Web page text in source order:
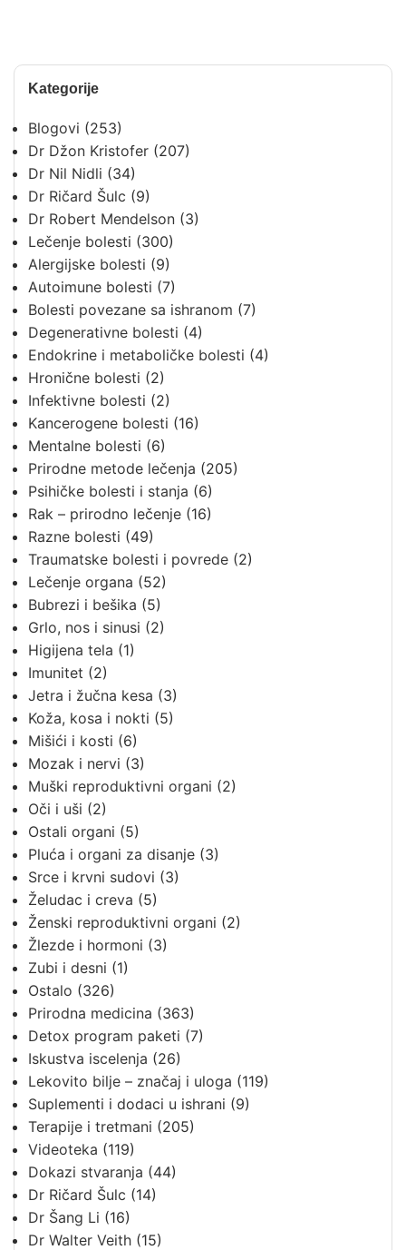
Kategorije
Blogovi (253)
Dr Džon Kristofer (207)
Dr Nil Nidli (34)
Dr Ričard Šulc (9)
Dr Robert Mendelson (3)
Lečenje bolesti (300)
Alergijske bolesti (9)
Autoimune bolesti (7)
Bolesti povezane sa ishranom (7)
Degenerativne bolesti (4)
Endokrine i metaboličke bolesti (4)
Hronične bolesti (2)
Infektivne bolesti (2)
Kancerogene bolesti (16)
Mentalne bolesti (6)
Prirodne metode lečenja (205)
Psihičke bolesti i stanja (6)
Rak – prirodno lečenje (16)
Razne bolesti (49)
Traumatske bolesti i povrede (2)
Lečenje organa (52)
Bubrezi i bešika (5)
Grlo, nos i sinusi (2)
Higijena tela (1)
Imunitet (2)
Jetra i žučna kesa (3)
Koža, kosa i nokti (5)
Mišići i kosti (6)
Mozak i nervi (3)
Muški reproduktivni organi (2)
Oči i uši (2)
Ostali organi (5)
Pluća i organi za disanje (3)
Srce i krvni sudovi (3)
Želudac i creva (5)
Ženski reproduktivni organi (2)
Žlezde i hormoni (3)
Zubi i desni (1)
Ostalo (326)
Prirodna medicina (363)
Detox program paketi (7)
Iskustva iscelenja (26)
Lekovito bilje – značaj i uloga (119)
Suplementi i dodaci u ishrani (9)
Terapije i tretmani (205)
Videoteka (119)
Dokazi stvaranja (44)
Dr Ričard Šulc (14)
Dr Šang Li (16)
Dr Walter Veith (15)